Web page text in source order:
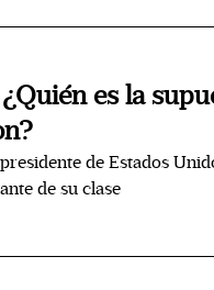
es la
de Estados
de su clase